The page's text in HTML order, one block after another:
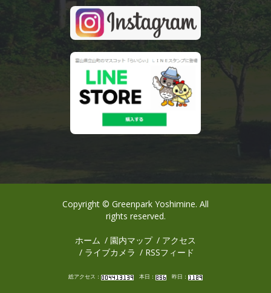
Copyright © Greenpark Yoshimine. All
rights reserved.
ホーム 園内マップ
アクセス
ライブカメラ
RSSフィード
総アクセス： 本日： 昨日：